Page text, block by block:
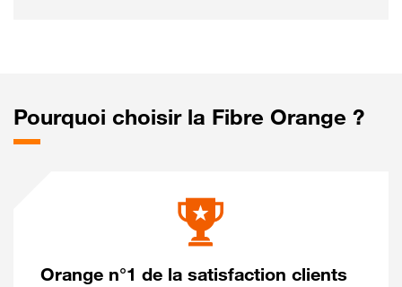
Pourquoi choisir la Fibre Orange ?
Orange n°1 de la satisfaction clients